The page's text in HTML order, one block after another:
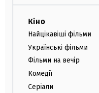
Кіно
Найцікавіші фільми
Українські фільми
Фільми на вечір
Комедії
Серіали